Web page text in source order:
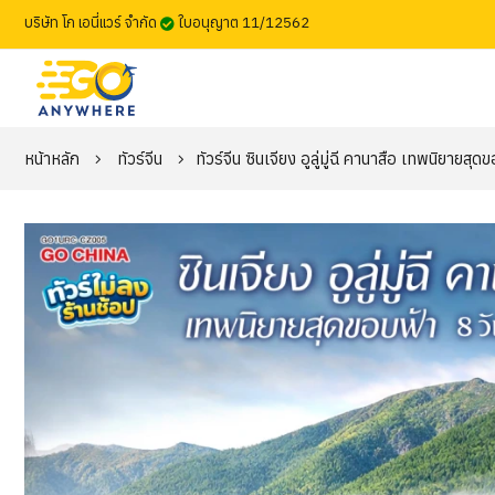
บริษัท โก เอนี่แวร์ จำกัด ใบอนุญาต 11/12562
หน้าหลัก ทัวร์จีน ทัวร์จีน ซินเจียง อูลู่มู่ฉี คานาสือ เทพนิยายสุด